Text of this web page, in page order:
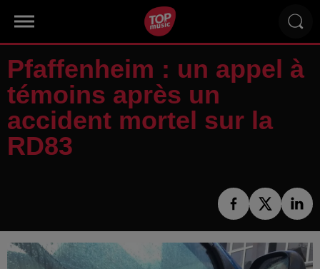
Pfaffenheim : un appel à
témoins après un
accident mortel sur la
RD83